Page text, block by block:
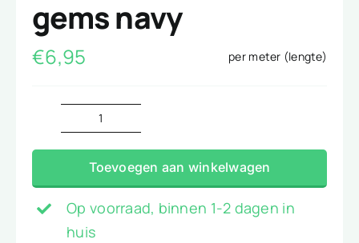
gems navy
€6,95 per meter (lengte)
gems
navy
aantal
Toevoegen aan winkelwagen
Op voorraad, binnen 1-2 dagen in
huis